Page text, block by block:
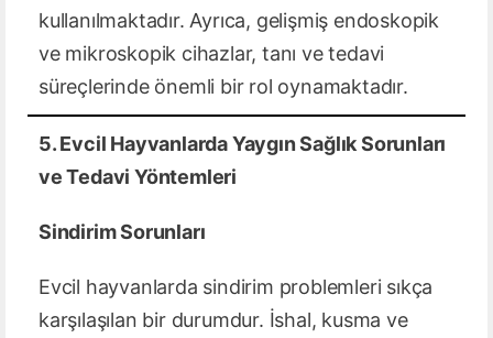
kullanılmaktadır. Ayrıca, gelişmiş endoskopik
ve mikroskopik cihazlar, tanı ve tedavi
süreçlerinde önemli bir rol oynamaktadır.
5. Evcil Hayvanlarda Yaygın Sağlık Sorunları
ve Tedavi Yöntemleri
Sindirim Sorunları
Evcil hayvanlarda sindirim problemleri sıkça
karşılaşılan bir durumdur. İshal, kusma ve